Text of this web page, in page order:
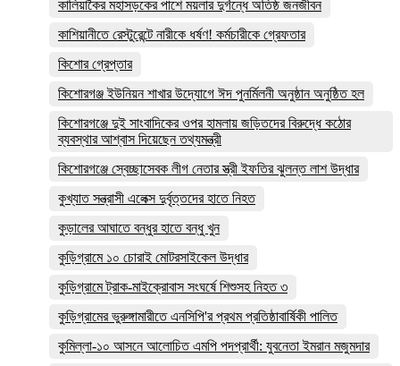
কালিয়াকৈর মহাসড়কের পাশে ময়লার দুর্গন্ধে অতিষ্ঠ জনজীবন
কাশিয়ানীতে রেস্টুরেন্টে নারীকে ধর্ষণ! কর্মচারীকে গ্রেফতার
কিশোর গ্রেপ্তার
কিশোরগঞ্জ ইউনিয়ন শাখার উদ্যোগে ঈদ পুনর্মিলনী অনুষ্ঠান অনুষ্ঠিত হল
কিশোরগঞ্জে দুই সাংবাদিকের ওপর হামলায় জড়িতদের বিরুদ্ধে কঠোর
ব্যবস্থার আশ্বাস দিয়েছেন তথ্যমন্ত্রী
কিশোরগঞ্জে স্বেচ্ছাসেবক লীগ নেতার স্ত্রী ইফতির ঝুলন্ত লাশ উদ্ধার
কুখ্যাত সন্ত্রাসী এলেক্স দুর্বৃত্তদের হাতে নিহত
কুড়ালের আঘাতে বন্ধুর হাতে বন্ধু খুন
কুড়িগ্রামে ১০ চোরাই মোটরসাইকেল উদ্ধার
কুড়িগ্রামে ট্রাক-মাইক্রোবাস সংঘর্ষে শিশুসহ নিহত ৩
কুড়িগ্রামের ভুরুঙ্গামারীতে এনসিপি'র প্রথম প্রতিষ্ঠাবার্ষিকী পালিত
কুমিল্লা-১০ আসনে আলোচিত এমপি পদপ্রার্থী: যুবনেতা ইমরান মজুমদার